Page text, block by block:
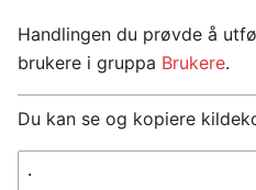
Handlingen du prøvde å
brukere i gruppa Brukere.
Du kan se og kopiere